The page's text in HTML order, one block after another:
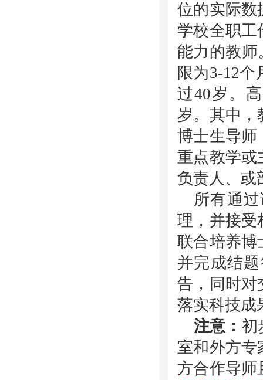
位的实际数
学校全职工
能力的教师
限为3-12个
过40岁。
岁。其中，
博士生导师
重点教学或
负责人、或
所有通
理，并接受
联合培养博
并完成结
告，同时对
落实科技成
注意： 初
室和外方专
方合作导师